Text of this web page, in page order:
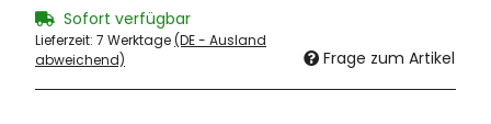
Sofort verfügbar
Lieferzeit: 7 Werktage(DE - Ausland
abweichend)
Frage zum Artikel